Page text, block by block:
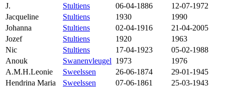
J.
Stultiens 06-04-1886
12-07-1972
Jacqueline
Stultiens 1930
1990
Johanna
Stultiens 02-04-1916
21-04-2005
Jozef
Stultiens 1920
1963
Nic
Stultiens 17-04-1923
05-02-1988
Anouk
Swanenvleugel 1973
1976
A.M.H.Leonie
Sweelssen 26-06-1874
29-01-1945
Hendrina Maria
Sweelssen 07-06-1861
25-03-1943